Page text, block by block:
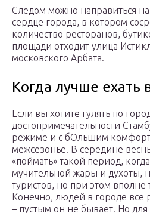
Следом можно направиться
сердце города, в котором
количество ресторанов,
площади отходит улица
московского Арбата.
Когда лучше ехать
Если вы хотите гулять по
достопримечательности
режиме и с бОльшим
межсезонье. В середине
«поймать» такой период,
мучительной жары и духоты,
туристов, но при этом вполне
Конечно, людей в городе все
– пустым он не бывает. Но для